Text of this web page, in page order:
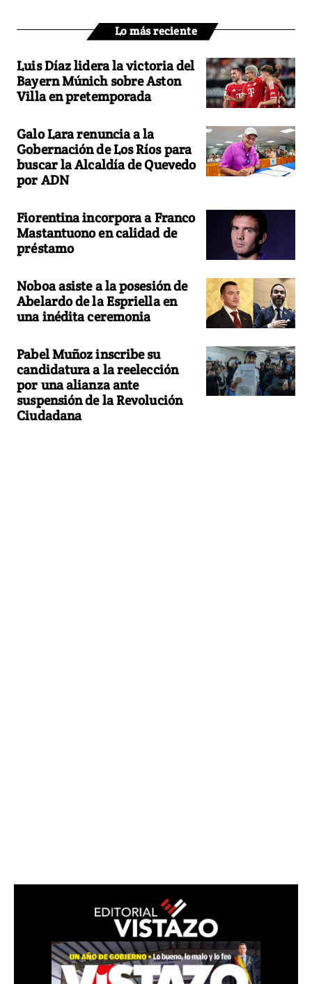
Lo más reciente
Luis Díaz lidera la victoria del
Bayern Múnich sobre Aston
Villa en pretemporada
Galo Lara renuncia a la
Gobernación de Los Ríos para
buscar la Alcaldía de Quevedo
por ADN
Fiorentina incorpora a Franco
Mastantuono en calidad de
préstamo
Noboa asiste a la posesión de
Abelardo de la Espriella en
una inédita ceremonia
Pabel Muñoz inscribe su
candidatura a la reelección
por una alianza ante
suspensión de la Revolución
Ciudadana